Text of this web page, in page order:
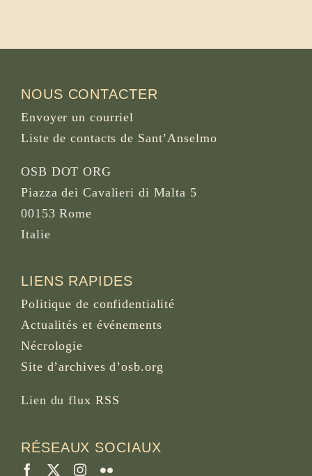
NOUS CONTACTER
Envoyer un courriel
Liste de contacts de Sant’Anselmo
OSB DOT ORG
Piazza dei Cavalieri di Malta 5
00153 Rome
Italie
LIENS RAPIDES
Politique de confidentialité
Actualités et événements
Nécrologie
Site d’archives d’osb.org
Lien duflux RSS
RÉSEAUX SOCIAUX